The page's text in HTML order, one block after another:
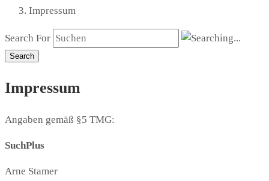
Impressum
Search For
Search
Impressum
Angaben gemäß §5 TMG:
SuchPlus
Arne Stamer